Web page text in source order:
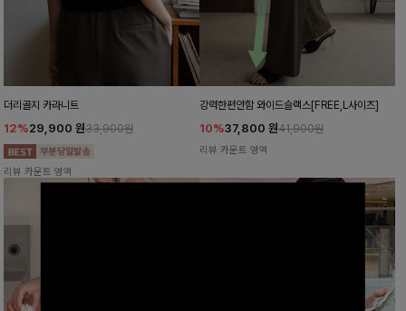
더리골지 카라니트
12%29,900 원33,900원
리뷰 카운트 영역
강력한편안함 와이드슬랙스[FREE,L사이즈]
10%37,800 원41,900원
리뷰 카운트 영역